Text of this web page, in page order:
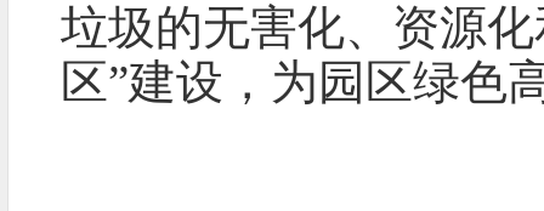
垃圾的无害化、资源
区”建设，为园区绿色